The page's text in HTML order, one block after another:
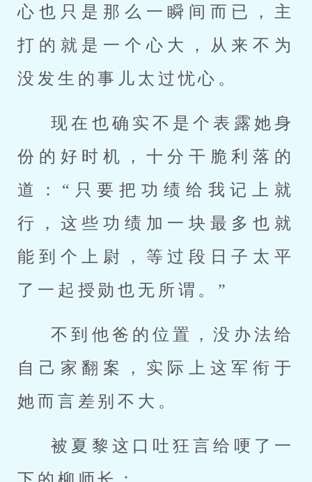
心也只是那么一瞬间而已，主
打的就是一个心大，从来不为
没发生的事儿太过忧心。
现在也确实不是个表露她身
份的好时机，十分干脆利落的
道：“只要把功绩给我记上就
行，这些功绩加一块最多也就
能到个上尉，等过段日子太平
了一起授勋也无所谓。”
不到他爸的位置，没办法给
自己家翻案，实际上这军衔于
她而言差别不大。
被夏黎这口吐狂言给哽了一